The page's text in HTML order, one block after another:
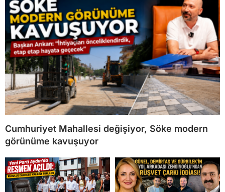
Cumhuriyet Mahallesi değişiyor, Söke modern
görünüme kavuşuyor